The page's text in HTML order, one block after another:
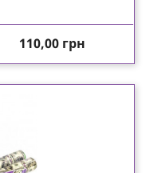
Ціна
110,00 грн